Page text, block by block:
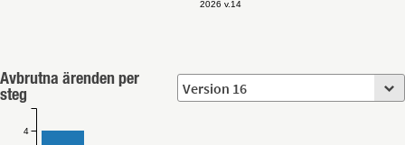
2026 v.14
Avbrutna ärenden per
steg
4